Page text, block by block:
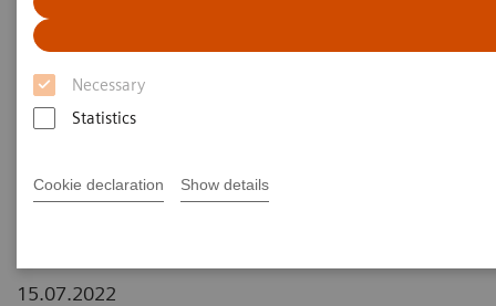
Necessary
Statistics
Cookie declaration Show details
Imaging in Oncology with
photon-counting CT
The observation of tumor development and
resolution, low-dose, spectral imaging.
15.07.2022